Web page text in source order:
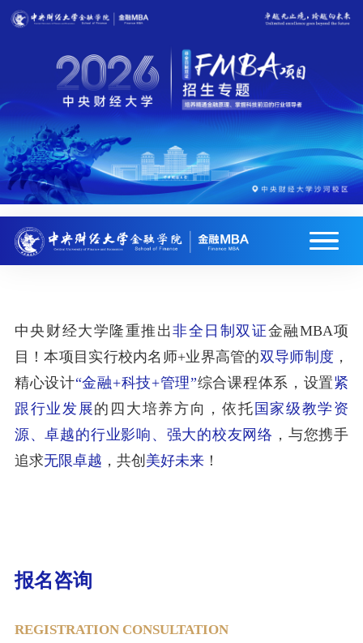
中央财经大学隆重推出非全日制双证金融MBA项
目！本项目实行校内名师+业界高管的双导师制度 ，
精心设计“金融+科技+管理”综合课程体系，设置紧
跟行业发展的四大培养方向，依托 国家级教学资
源、卓越的行业影响、强大的校友网络 ，与您携手
追求无限卓越 ，共创 美好未来！
报名咨询
REGISTRATION CONSULTATION